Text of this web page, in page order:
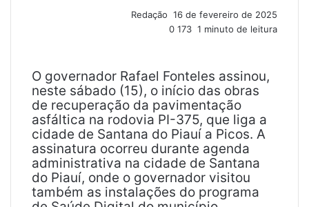
Redação m
e
a
i
l
16 de fevereiro de 2025
0 173 1 minuto de leitura
O governador Rafael Fonteles assinou,
neste sábado (15), o início das obras
de recuperação da pavimentação
asfáltica na rodovia PI-375, que liga a
cidade de Santana do Piauí a Picos. A
assinatura ocorreu durante agenda
administrativa na cidade de Santana
do Piauí, onde o governador visitou
também as instalações do programa